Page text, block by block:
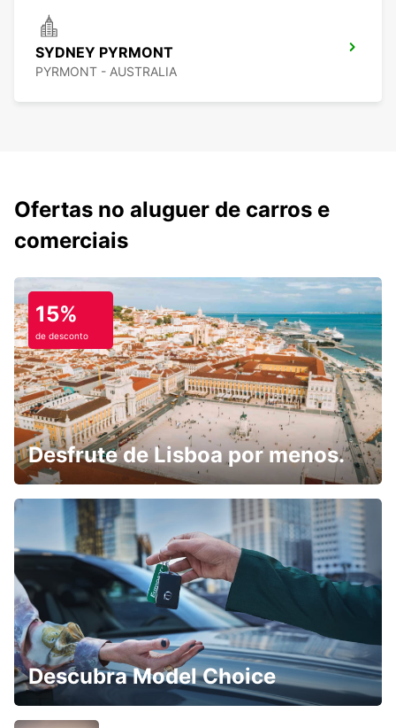
SYDNEY PYRMONT
PYRMONT - AUSTRALIA
Ofertas no aluguer de carros e
comerciais
15%
de desconto
Desfrute de Lisboa por menos.
Descubra Model Choice